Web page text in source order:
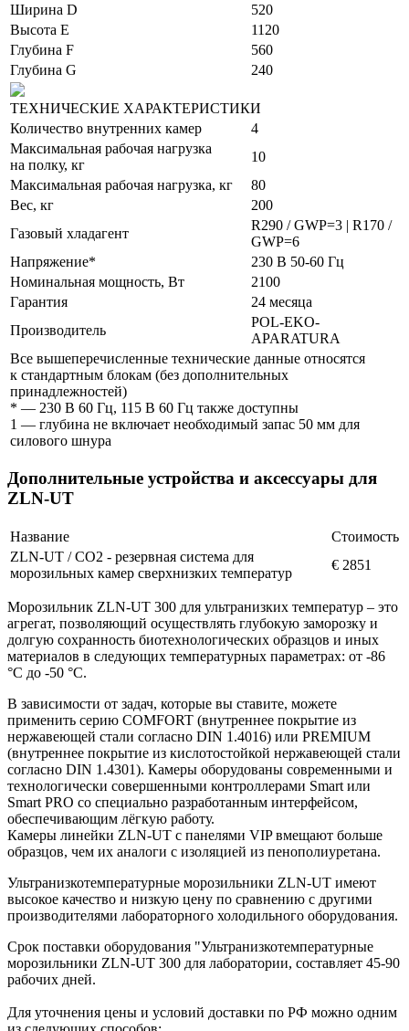
Ширина D
520
Высота E
1120
Глубина F
560
Глубина G
240
ТЕХНИЧЕСКИЕ ХАРАКТЕРИСТИКИ
Количество внутренних камер
4
Максимальная рабочая нагрузка
на полку, кг
10
Максимальная рабочая нагрузка, кг
80
Вес, кг
200
Газовый хладагент
R290 / GWP=3 | R170 /
GWP=6
Напряжение*
230 В 50-60 Гц
Номинальная мощность, Вт
2100
Гарантия
24 месяца
Производитель
POL-EKO-
APARATURA
Все вышеперечисленные технические данные относятся
к стандартным блокам (без дополнительных
принадлежностей)
* — 230 В 60 Гц, 115 В 60 Гц также доступны
1 — глубина не включает необходимый запас 50 мм для
силового шнура
Дополнительные устройства и аксессуары для
ZLN-UT
Название
Стоимость
ZLN-UT / CO2 - резервная система для
морозильных камер сверхнизких температур
€ 2851
Морозильник ZLN-UT 300 для ультранизких температур – это
агрегат, позволяющий осуществлять глубокую заморозку и
долгую сохранность биотехнологических образцов и иных
материалов в следующих температурных параметрах: от -86
°C до -50 °C.
В зависимости от задач, которые вы ставите, можете
применить серию COMFORT (внутреннее покрытие из
нержавеющей стали согласно DIN 1.4016) или PREMIUM
(внутреннее покрытие из кислотостойкой нержавеющей стали
согласно DIN 1.4301). Камеры оборудованы современными и
технологически совершенными контроллерами Smart или
Smart PRO со специально разработанным интерфейсом,
обеспечивающим лёгкую работу.
Камеры линейки ZLN-UT с панелями VIP вмещают больше
образцов, чем их аналоги с изоляцией из пенополиуретана.
Ультранизкотемпературные морозильники ZLN-UT имеют
высокое качество и низкую цену по сравнению с другими
производителями лабораторного холодильного оборудования.
Срок поставки оборудования "Ультранизкотемпературные
морозильники ZLN-UT 300 для лаборатории, составляет 45-90
рабочих дней.
Для уточнения цены и условий доставки по РФ можно одним